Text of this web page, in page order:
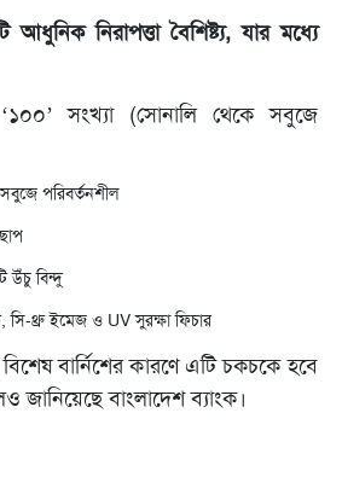
নিরাপত্তা বৈশিষ্ট্য, যার মধ্যে
সংখ্যা (সোনালি থেকে সবুজে
পরিবর্তনশীল
উঁচু বিন্দু
সি-থ্রু ইমেজ ও UV সুরক্ষা ফিচার
বার্নিশের কারণে এটি চকচকে হবে
জানিয়েছে বাংলাদেশ ব্যাংক।